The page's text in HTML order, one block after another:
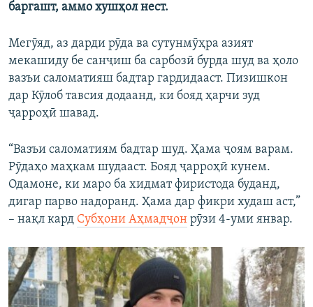
баргашт, аммо хушҳол нест.
Мегӯяд, аз дарди рӯда ва сутунмӯҳра азият
мекашиду бе санҷиш ба сарбозӣ бурда шуд ва ҳоло
вазъи саломатияш бадтар гардидааст. Пизишкон
дар Кӯлоб тавсия додаанд, ки бояд ҳарчи зуд
ҷарроҳӣ шавад.
“Вазъи саломатиям бадтар шуд. Ҳама ҷоям варам.
Рӯдаҳо маҳкам шудааст. Бояд ҷарроҳӣ кунем.
Одамоне, ки маро ба хидмат фиристода буданд,
дигар парво надоранд. Ҳама дар фикри худаш аст,”
– нақл кард Субҳони Аҳмадҷон рӯзи 4-уми январ.